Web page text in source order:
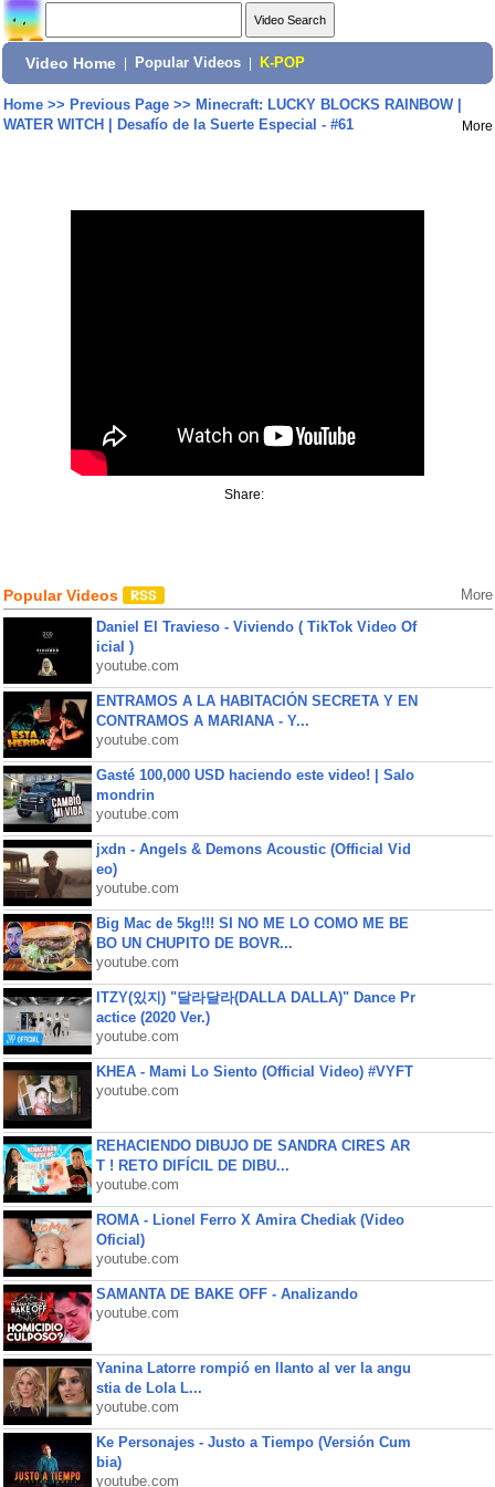
Video Home Popular Videos K-POP
Home>> Previous Page>> Minecraft: LUCKY BLOCKS RAINBOW |
WATER WITCH | Desafío de la Suerte Especial - #61
More
Share:
Popular Videos More
Daniel El Travieso - Viviendo ( TikTok Video Of
icial )
youtube.com
ENTRAMOS A LA HABITACIÓN SECRETA Y EN
CONTRAMOS A MARIANA - Y...
youtube.com
Gasté 100,000 USD haciendo este video! | Salo
mondrin
youtube.com
jxdn - Angels & Demons Acoustic (Official Vid
eo)
youtube.com
Big Mac de 5kg!!! SI NO ME LO COMO ME BE
BO UN CHUPITO DE BOVR...
youtube.com
ITZY(있지) "달라달라(DALLA DALLA)" Dance Pr
actice (2020 Ver.)
youtube.com
KHEA - Mami Lo Siento (Official Video) #VYFT
youtube.com
REHACIENDO DIBUJO DE SANDRA CIRES AR
T ! RETO DIFÍCIL DE DIBU...
youtube.com
ROMA - Lionel Ferro X Amira Chediak (Video
Oficial)
youtube.com
SAMANTA DE BAKE OFF - Analizando
youtube.com
Yanina Latorre rompió en llanto al ver la angu
stia de Lola L...
youtube.com
Ke Personajes - Justo a Tiempo (Versión Cum
bia)
youtube.com